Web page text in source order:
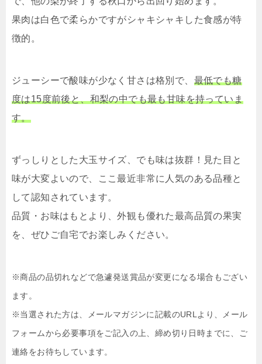
果肉は白色で柔らかですがシャキシャキした食感が特
徴的。
ジューシーで酸味が少なく甘さは格別で、 最低でも糖
度は15度前後と、和梨の中でも最も甘味を持っていま
す。
ずっしりとした大玉サイズ、でも味は抜群！見た目と
味が大変よいので、ここ最近非常に人気のある品種と
して認知されています。
品質・お味はもとより、外観も優れた最高品質の果実
を、ぜひご自宅でお楽しみください。
※商品の品切れなどで急遽発送賞品が変更になる場合もござい
ます。
※当選された方は、メールマガジンに記載のURLより、メール
フォームから必要事項をご記入の上、締め切り日時までに、ご
連絡をお待ちしています。